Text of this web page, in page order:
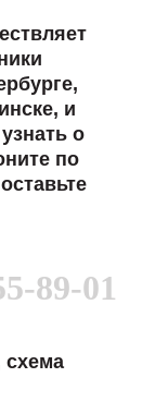
и
о
по
89-01
схема